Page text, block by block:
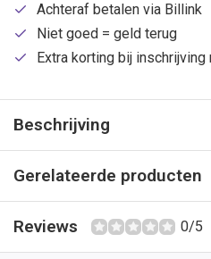
Achteraf betalen via Billink
Niet goed = geld terug
Extra korting bij
Beschrijving
Gerelateerde producten
Reviews 0/5